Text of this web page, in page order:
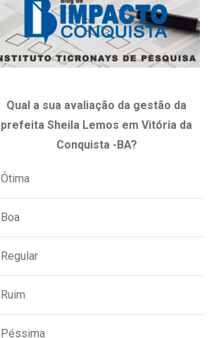
Qual a sua avaliação da gestão da
prefeita Sheila Lemos em Vitória da
Conquista -BA?
Ótima
Boa
Regular
Ruim
Péssima